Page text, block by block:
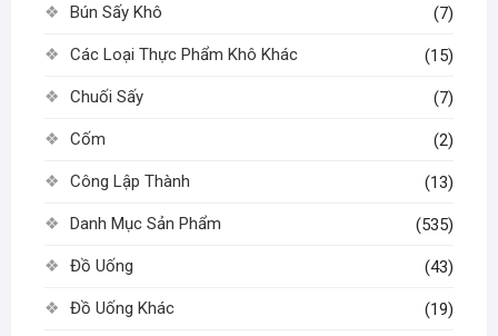
Bún Sấy Khô (7)
Các Loại Thực Phẩm Khô Khác (15)
Chuối Sấy (7)
Cốm (2)
Công Lập Thành (13)
Danh Mục Sản Phẩm (535)
Đồ Uống (43)
Đồ Uống Khác (19)